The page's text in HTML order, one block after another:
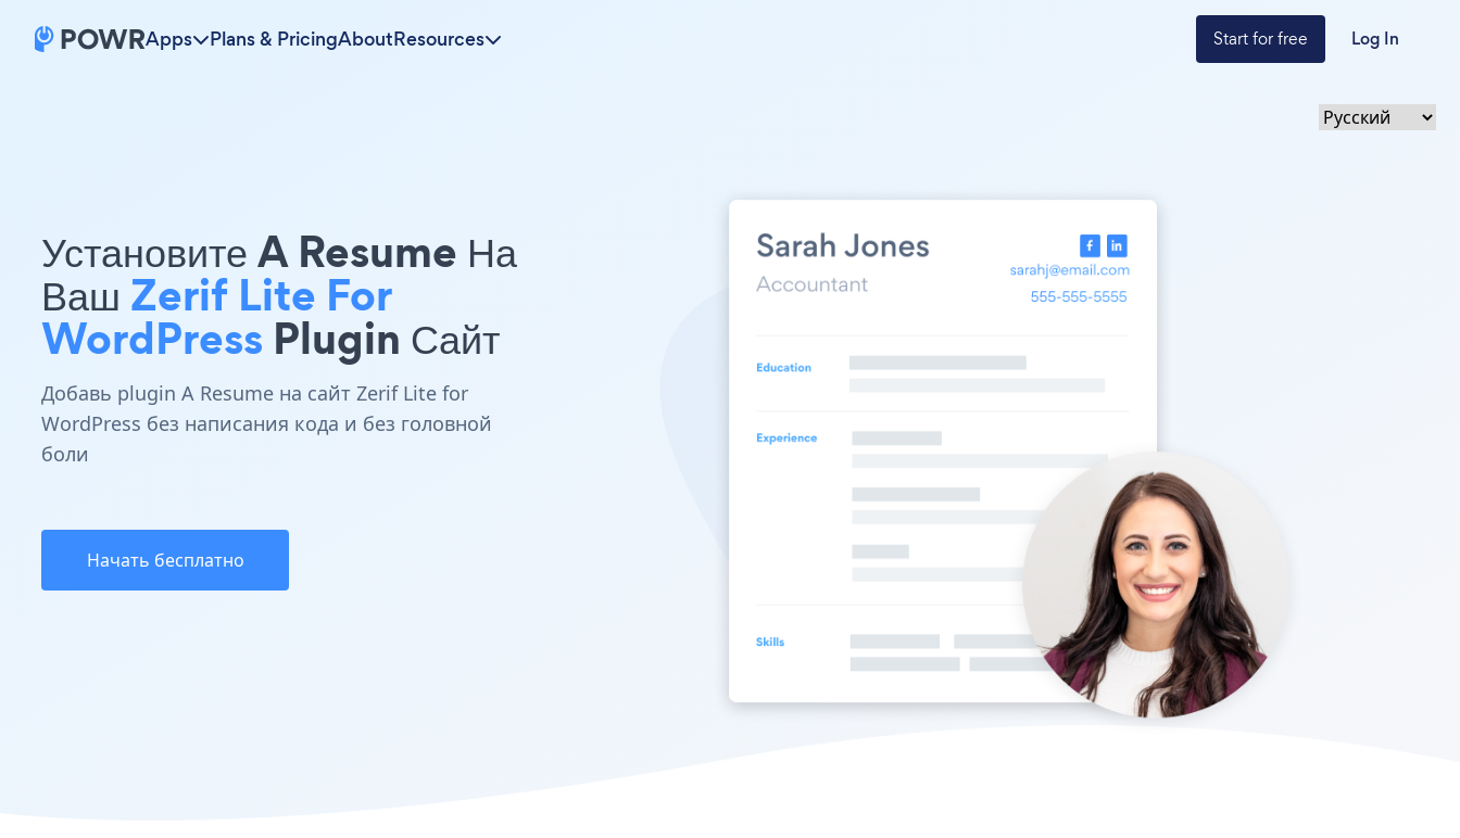
Apps Plans & PricingAboutResources Start for free Log In
Установите A Resume На
Ваш Zerif Lite For
WordPress Plugin Сайт
Добавь plugin A Resume на сайт Zerif Lite for
WordPress без написания кода и без головной
боли
Начать бесплатно